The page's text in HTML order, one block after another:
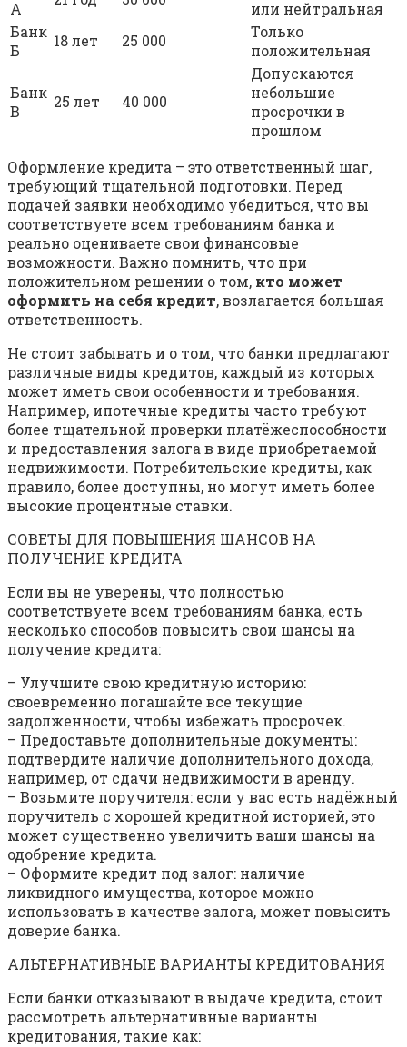
А
или нейтральная
Банк
Б
18 лет 25 000
Только
положительная
Банк
В
25 лет 40 000
Допускаются
небольшие
просрочки в
прошлом
Оформление кредита – это ответственный шаг,
требующий тщательной подготовки. Перед
подачей заявки необходимо убедиться, что вы
соответствуете всем требованиям банка и
реально оцениваете свои финансовые
возможности. Важно помнить, что при
положительном решении о том, кто может
оформить на себя кредит, возлагается большая
ответственность.
Не стоит забывать и о том, что банки предлагают
различные виды кредитов, каждый из которых
может иметь свои особенности и требования.
Например, ипотечные кредиты часто требуют
более тщательной проверки платёжеспособности
и предоставления залога в виде приобретаемой
недвижимости. Потребительские кредиты, как
правило, более доступны, но могут иметь более
высокие процентные ставки.
СОВЕТЫ ДЛЯ ПОВЫШЕНИЯ ШАНСОВ НА
ПОЛУЧЕНИЕ КРЕДИТА
Если вы не уверены, что полностью
соответствуете всем требованиям банка, есть
несколько способов повысить свои шансы на
получение кредита:
– Улучшите свою кредитную историю:
своевременно погашайте все текущие
задолженности, чтобы избежать просрочек.
– Предоставьте дополнительные документы:
подтвердите наличие дополнительного дохода,
например, от сдачи недвижимости в аренду.
– Возьмите поручителя: если у вас есть надёжный
поручитель с хорошей кредитной историей, это
может существенно увеличить ваши шансы на
одобрение кредита.
– Оформите кредит под залог: наличие
ликвидного имущества, которое можно
использовать в качестве залога, может повысить
доверие банка.
АЛЬТЕРНАТИВНЫЕ ВАРИАНТЫ КРЕДИТОВАНИЯ
Если банки отказывают в выдаче кредита, стоит
рассмотреть альтернативные варианты
кредитования, такие как: